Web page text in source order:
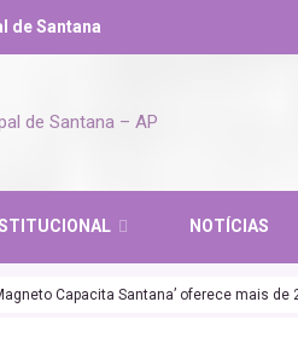
de Santana
NOTÍCIAS
Capacita Santana’ oferece mais